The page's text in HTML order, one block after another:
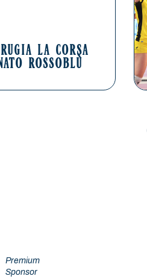
LA CORSA
ROSSOBLÙ
Premium
Sponsor